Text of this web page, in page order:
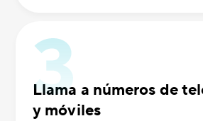
Llama a números de
y móviles